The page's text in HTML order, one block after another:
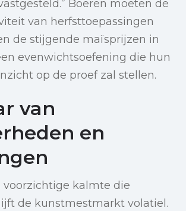
Boeren moeten de
van herfsttoepassingen
de stijgende maïsprijzen in
evenwichtsoefening die hun
op de proef zal stellen.
van
en
voorzichtige kalmte die
de kunstmestmarkt volatiel.